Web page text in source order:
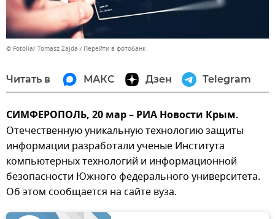
© Fotolia/ Tomasz Zajda Перейти в фотобанк
Читать в МАКС Дзен Telegram
СИМФЕРОПОЛЬ, 20 мар – РИА Новости Крым.
Отечественную уникальную технологию защиты
информации разработали ученые Института
компьютерных технологий и информационной
безопасности Южного федерального университета.
Об этом сообщается на сайте вуза.